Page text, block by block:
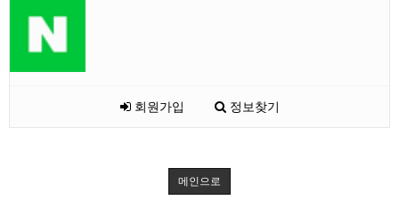
회원가입 정보찾기
메인으로